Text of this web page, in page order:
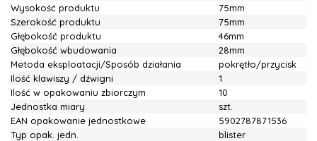
Wysokość produktu
75mm
Szerokość produktu
75mm
Głębokość produktu
46mm
Głębokość wbudowania
28mm
Metoda eksploatacji/Sposób działania
pokrętło/przycisk
Ilość klawiszy / dźwigni
1
Ilość w opakowaniu zbiorczym
10
Jednostka miary
szt.
EAN opakowanie jednostkowe
5902787871536
Typ opak. jedn.
blister